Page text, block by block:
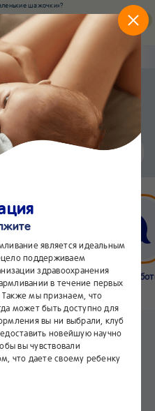
шажочки»?
для отслеживания
малыша
сейчас
Установить
Чат24/7
Интернет-
магазин
Линия
24/7
как
является идеальным
поддерживаем
здравоохранения
в течение первых
мы признаем, что
может быть доступно для
вы ни выбрали, клуб
новейшую научно
вы чувствовали
что даете своему ребенку